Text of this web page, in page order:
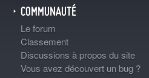
COMMUNAUTÉ
Le forum
Classement
Discussions à propos du site
Vous avez découvert un bug ?